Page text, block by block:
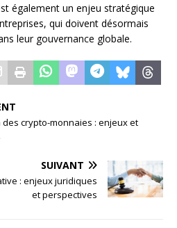
également un enjeu stratégique
qui doivent désormais
leur gouvernance globale.
des crypto-monnaies : enjeux et
SUIVANT
: enjeux juridiques
et perspectives